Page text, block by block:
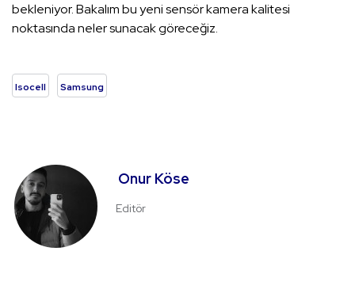
bekleniyor. Bakalım bu yeni sensör kamera kalitesi
noktasında neler sunacak göreceğiz.
Isocell Samsung
Onur Köse
Editör